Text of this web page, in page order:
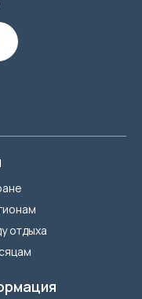
отдыха